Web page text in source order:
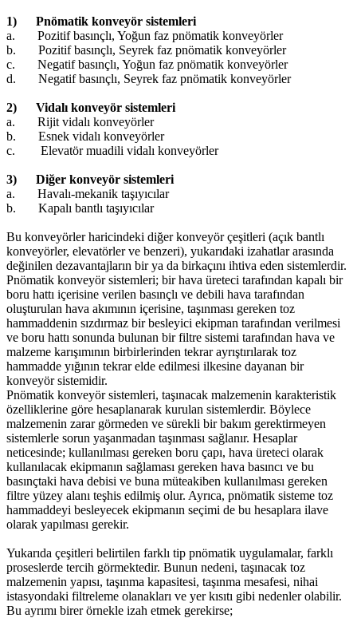
1) Pnömatik konveyör sistemleri
a.
Pozitif basınçlı, Yoğun faz pnömatik konveyörler
b.
Pozitif basınçlı, Seyrek faz pnömatik konveyörler
c.
Negatif basınçlı, Yoğun faz pnömatik konveyörler
d.
Negatif basınçlı, Seyrek faz pnömatik konveyörler
2) Vidalı konveyör sistemleri
a.
Rijit vidalı konveyörler
b.
Esnek vidalı konveyörler
c.
Elevatör muadili vidalı konveyörler
3) Diğer konveyör sistemleri
a.
Havalı-mekanik taşıyıcılar
b.
Kapalı bantlı taşıyıcılar
Bu konveyörler haricindeki diğer konveyör çeşitleri (açık bantlı
konveyörler, elevatörler ve benzeri), yukarıdaki izahatlar arasında
değinilen dezavantajların bir ya da birkaçını ihtiva eden sistemlerdir.
Pnömatik konveyör sistemleri; bir hava üreteci tarafından kapalı bir
boru hattı içerisine verilen basınçlı ve debili hava tarafından
oluşturulan hava akımının içerisine, taşınması gereken toz
hammaddenin sızdırmaz bir besleyici ekipman tarafından verilmesi
ve boru hattı sonunda bulunan bir filtre sistemi tarafından hava ve
malzeme karışımının birbirlerinden tekrar ayrıştırılarak toz
hammadde yığının tekrar elde edilmesi ilkesine dayanan bir
konveyör sistemidir.
Pnömatik konveyör sistemleri, taşınacak malzemenin karakteristik
özelliklerine göre hesaplanarak kurulan sistemlerdir. Böylece
malzemenin zarar görmeden ve sürekli bir bakım gerektirmeyen
sistemlerle sorun yaşanmadan taşınması sağlanır. Hesaplar
neticesinde; kullanılması gereken boru çapı, hava üreteci olarak
kullanılacak ekipmanın sağlaması gereken hava basıncı ve bu
basınçtaki hava debisi ve buna müteakiben kullanılması gereken
filtre yüzey alanı teşhis edilmiş olur. Ayrıca, pnömatik sisteme toz
hammaddeyi besleyecek ekipmanın seçimi de bu hesaplara ilave
olarak yapılması gerekir.
Yukarıda çeşitleri belirtilen farklı tip pnömatik uygulamalar, farklı
proseslerde tercih görmektedir. Bunun nedeni, taşınacak toz
malzemenin yapısı, taşınma kapasitesi, taşınma mesafesi, nihai
istasyondaki filtreleme olanakları ve yer kısıtı gibi nedenler olabilir.
Bu ayrımı birer örnekle izah etmek gerekirse;